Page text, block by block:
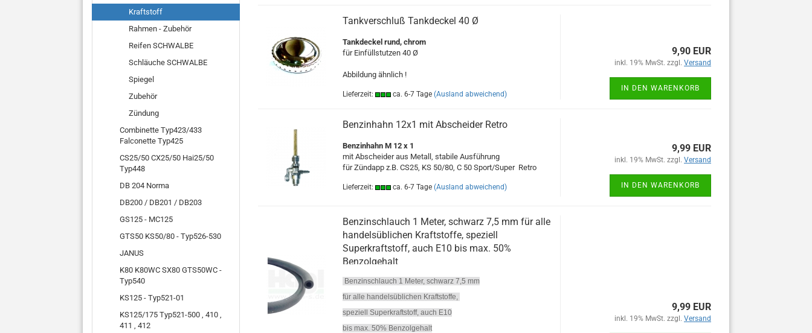
Tankverschluß Tankdeckel 40 Ø
Tankdeckel rund, chrom
für Einfüllstutzen 40 Ø
Abbildung ähnlich !
Lieferzeit: ca. 6-7 Tage (Ausland abweichend)
9,90 EUR
inkl. 19% MwSt. zzgl. Versand
IN DEN WARENKORB
Benzinhahn 12x1 mit Abscheider Retro
Benzinhahn M 12 x 1
mit Abscheider aus Metall, stabile Ausführung
für Zündapp z.B. CS25, KS 50/80, C 50 Sport/Super Retro
Lieferzeit: ca. 6-7 Tage (Ausland abweichend)
9,99 EUR
inkl. 19% MwSt. zzgl. Versand
IN DEN WARENKORB
Benzinschlauch 1 Meter, schwarz 7,5 mm für alle
handelsüblichen Kraftstoffe, speziell
Superkraftstoff, auch E10 bis max. 50%
Benzolgehalt
Benzinschlauch 1 Meter, schwarz 7,5 mm
für alle handelsüblichen Kraftstoffe,
speziell Superkraftstoff, auch E10
bis max. 50% Benzolgehalt
9,99 EUR
inkl. 19% MwSt. zzgl. Versand
Kraftstoff
Rahmen - Zubehör
Reifen SCHWALBE
Schläuche SCHWALBE
Spiegel
Zubehör
Zündung
Combinette Typ423/433
Falconette Typ425
CS25/50 CX25/50 Hai25/50
Typ448
DB 204 Norma
DB200 / DB201 / DB203
GS125 - MC125
GTS50 KS50/80 - Typ526-530
JANUS
K80 K80WC SX80 GTS50WC -
Typ540
KS125 - Typ521-01
KS125/175 Typ521-500 , 410 ,
411 , 412